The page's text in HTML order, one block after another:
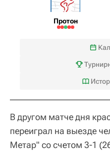
Протон
В другом матче дня
переиграл на выезде
Метар" со счетом 3-1